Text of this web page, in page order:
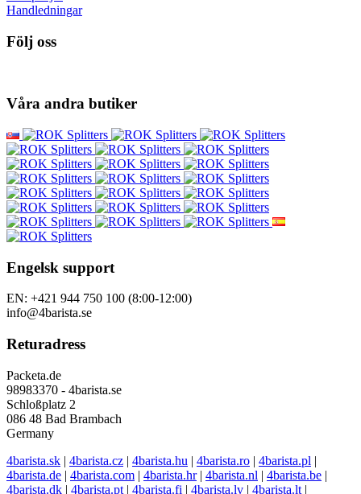
Handledningar
Följ oss
Våra andra butiker
Engelsk support
EN: +421 944 750 100 (8:00-12:00)
info@4barista.se
Returadress
Packeta.de
98983370 - 4barista.se
Schloßplatz 2
086 48 Bad Brambach
Germany
4barista.sk | 4barista.cz | 4barista.hu | 4barista.ro | 4barista.pl |
4barista.de | 4barista.com | 4barista.hr| 4barista.nl | 4barista.be |
4barista.dk | 4barista.pt | 4barista.fi | 4barista.lv | 4barista.lt |